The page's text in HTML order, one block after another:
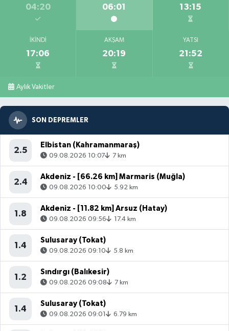
04:20 06:01 13:15
İKINDI
17:06
AKŞAM
20:19
YATSI
21:52
Aylık Vakitler
SON DEPREMLER
2.5
Elbistan (Kahramanmaraş)
09.08.2026 10:07 7 km
2.4
Akdeniz - [66.26 km] Marmaris (Muğla)
09.08.2026 10:00 5.92 km
1.8
Akdeniz - [11.82 km] Arsuz (Hatay)
09.08.2026 09:56 17.4 km
1.4
Sulusaray (Tokat)
09.08.2026 09:10 5.8 km
1.2
Sındırgı (Balıkesir)
09.08.2026 09:08 7 km
1.4
Sulusaray (Tokat)
09.08.2026 09:01 6.79 km